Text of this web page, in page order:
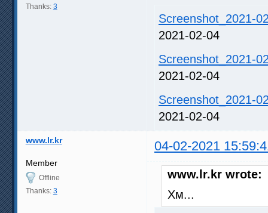
Thanks: 3
Screenshot_2021-
2021-02-04
Screenshot_2021-
2021-02-04
Screenshot_2021-
2021-02-04
www.lr.kr 04-02-2021
Member
Offline
Thanks: 3
www.lr.kr wrote:
Хм...